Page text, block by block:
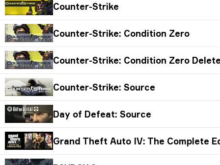
Counter-Strike
Counter-Strike: Condition Zero
Counter-Strike: Condition Zero
Counter-Strike: Source
Day of Defeat: Source
Grand Theft Auto IV: The Complete